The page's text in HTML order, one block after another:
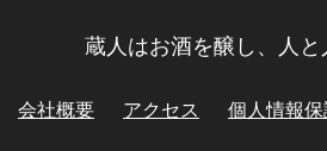
蔵人はお酒を醸し、人
会社概要 アクセス 個人情報